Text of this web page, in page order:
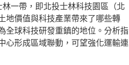
一帶，即北投士林科技園區（北
地價值與科技產業帶來了哪些轉
全球科技研發重鎮的地位。分析指
心形成區域聯動，可望強化運輸連